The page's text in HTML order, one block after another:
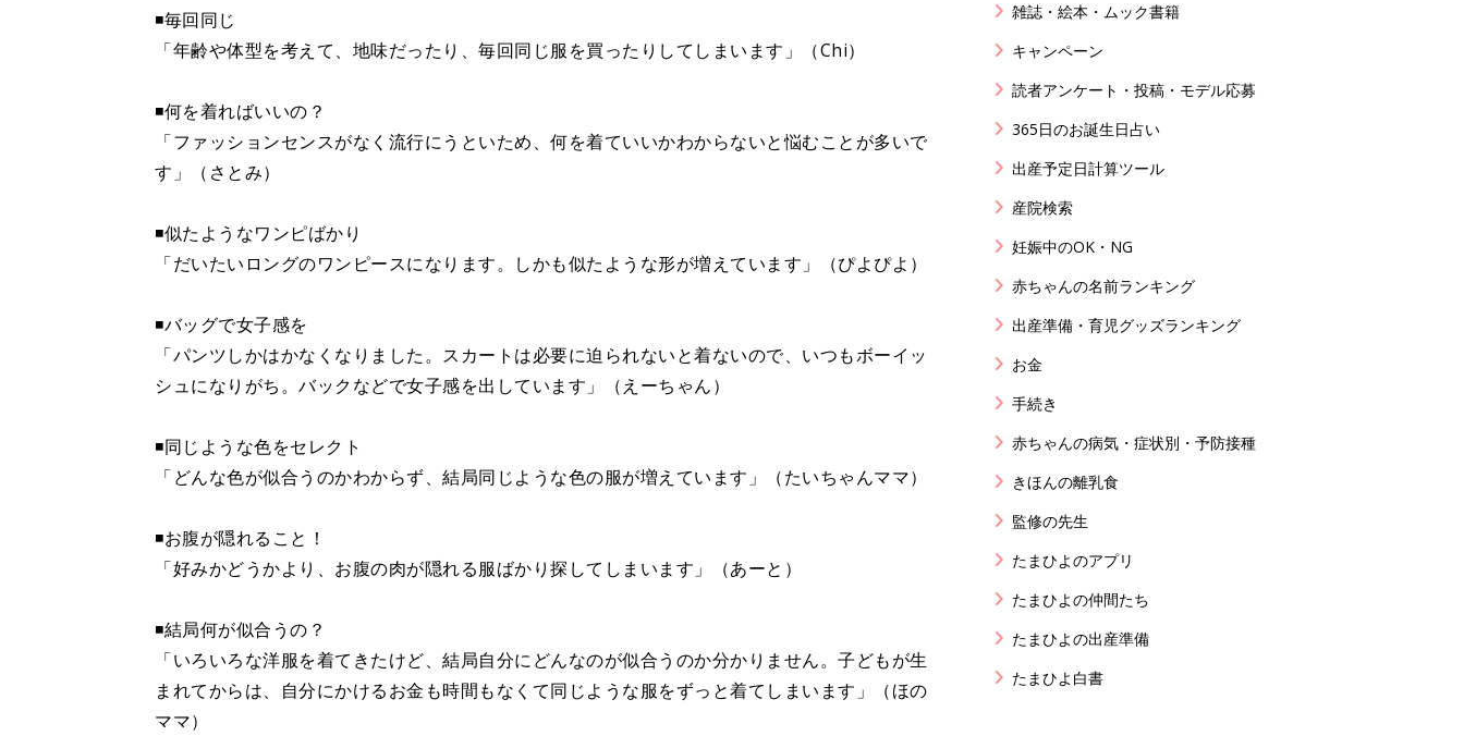
◾️毎回同じ
「年齢や体型を考えて、地味だったり、毎回同じ服を買ったりしてしまいます」（Chi）
◾️何を着ればいいの？
「ファッションセンスがなく流行にうといため、何を着ていいかわからないと悩むことが多いで
す」（さとみ）
◾️似たようなワンピばかり
「だいたいロングのワンピースになります。しかも似たような形が増えています」（ぴよぴよ）
◾️バッグで女子感を
「パンツしかはかなくなりました。スカートは必要に迫られないと着ないので、いつもボーイッ
シュになりがち。バックなどで女子感を出しています」（えーちゃん）
◾️同じような色をセレクト
「どんな色が似合うのかわからず、結局同じような色の服が増えています」（たいちゃんママ）
◾️お腹が隠れること！
「好みかどうかより、お腹の肉が隠れる服ばかり探してしまいます」（あーと）
◾️結局何が似合うの？
「いろいろな洋服を着てきたけど、結局自分にどんなのが似合うのか分かりません。子どもが生
まれてからは、自分にかけるお金も時間もなくて同じような服をずっと着てしまいます」（ほの
ママ）
雑誌・絵本・ムック書籍
キャンペーン
読者アンケート・投稿・モデル応募
365日のお誕生日占い
出産予定日計算ツール
産院検索
妊娠中のOK・NG
赤ちゃんの名前ランキング
出産準備・育児グッズランキング
お金
手続き
赤ちゃんの病気・症状別・予防接種
きほんの離乳食
監修の先生
たまひよのアプリ
たまひよの仲間たち
たまひよの出産準備
たまひよ白書